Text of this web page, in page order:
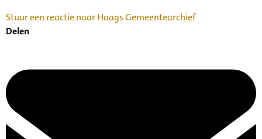
Stuur een reactie naar Haags Gemeentearchief
Delen